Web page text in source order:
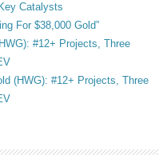
Catalysts
For $38,000 Gold”
#12+ Projects, Three
(HWG): #12+ Projects, Three